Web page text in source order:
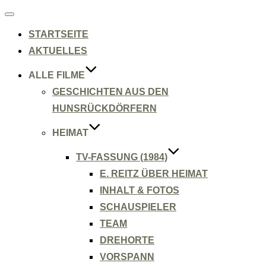
Navigation
STARTSEITE
AKTUELLES
ALLE FILME
GESCHICHTEN AUS DEN
HUNSRÜCKDÖRFERN
HEIMAT
TV-FASSUNG (1984)
E. REITZ ÜBER HEIMAT
INHALT & FOTOS
SCHAUSPIELER
TEAM
DREHORTE
VORSPANN